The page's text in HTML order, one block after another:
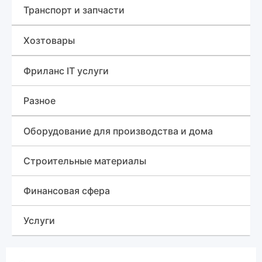
Инструменты
Стройматериалы
Для дома
Планшеты и электронные книги
Игровые приставки и аксессуары
Телефоны
Рации
Ноутбуки
Транспорт и запчасти
Лесовоз (сортиментовоз)
Грузовики
Навесное оборудование
Трактор
Бульдозеры
Сельхозтехника
Автобетононасос
Хозтовары
Изделия из пластмассы, Мультипласт
Фриланс IT услуги
Разное
Знакомства
Различные услуги
Оборудование для производства и дома
Строительные материалы
Финансовая сфера
Услуги